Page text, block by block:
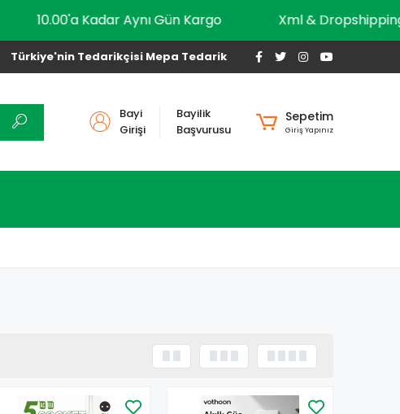
10.00'a Kadar Aynı Gün Kargo Xml &
Türkiye'nin Tedarikçisi Mepa Tedarik
Bayi
Girişi
Bayilik
Başvurusu
Sepetim
Giriş Yapınız